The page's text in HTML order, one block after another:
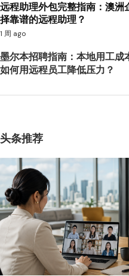
远程助理外包完整指南：澳洲
择靠谱的远程助理？
1 周 ago
墨尔本招聘指南：本地用工成
如何用远程员工降低压力？
头条推荐